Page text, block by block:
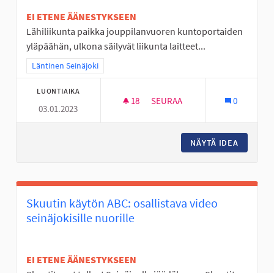
EI ETENE ÄÄNESTYKSEEN
Lähiliikunta paikka jouppilanvuoren kuntoportaiden
yläpäähän, ulkona säilyvät liikunta laitteet...
Rajaa tulokset teeman mukaan: Läntinen Seinäjoki
Läntinen Seinäjoki
LUONTIAIKA
03.01.2023
18 18 SEURAAJAA
SEURAA 0
NÄYTÄ IDEA
Skuutin käytön ABC: osallistava video
seinäjokisille nuorille
EI ETENE ÄÄNESTYKSEEN